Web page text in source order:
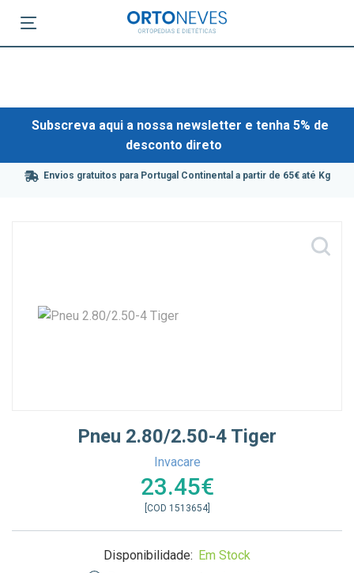
Subscreva aqui a nossa newsletter e tenha 5% de
desconto direto
Envios gratuitos para Portugal Continental a partir de 65€ até Kg
Pneu 2.80/2.50-4 Tiger
Invacare
23.45€
[COD 1513654]
Disponibilidade: Em Stock